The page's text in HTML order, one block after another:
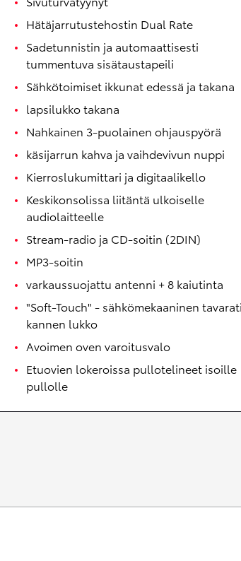
Hätäjarrutustehostin Dual Rate
Sadetunnistin ja automaattisesti
tummentuva sisätaustapeili
Sähkötoimiset ikkunat edessä ja takana
lapsilukko takana
Nahkainen 3-puolainen ohjauspyörä
käsijarrun kahva ja vaihdevivun nuppi
Kierroslukumittari ja digitaalikello
Keskikonsolissa liitäntä ulkoiselle
audiolaitteelle
Stream-radio ja CD-soitin (2DIN)
MP3-soitin
varkaussuojattu antenni + 8 kaiutinta
"Soft-Touch" - sähkömekaaninen
kannen lukko
Avoimen oven varoitusvalo
Etuovien lokeroissa pullotelineet isoille
pullolle